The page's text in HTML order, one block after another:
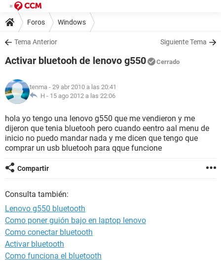
Foros Windows
Tema Anterior Siguiente Tema
Activar bluetooh de lenovo g550 Cerrado
tenma - 29 abr 2010 a las 20:41
H - 15 ago 2012 a las 22:06
hola yo tengo una lenovo g550 que me vendieron y me
dijeron que tenia bluetooh pero cuando eentro aal menu de
inicio no puedo mandar nada y me dicen que tengo que
comprar un usb bluetooh para qque funcione
Compartir
Consulta también:
Lenovo g550 bluetooth
Como poner guión bajo en laptop lenovo
Como conectar bluetooth
Activar bluetooth
Como funciona el bluetooth